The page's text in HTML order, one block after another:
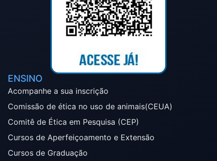
ENSINO
Acompanhe a sua inscrição
Comissão de ética no uso de animais(CEUA)
Comitê de Ética em Pesquisa (CEP)
Cursos de Aperfeiçoamento e Extensão
Cursos de Graduação